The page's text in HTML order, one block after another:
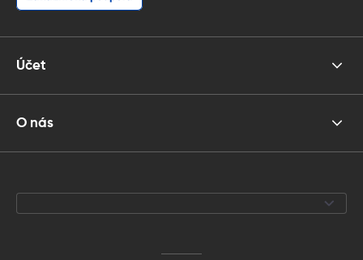
Účet
O nás